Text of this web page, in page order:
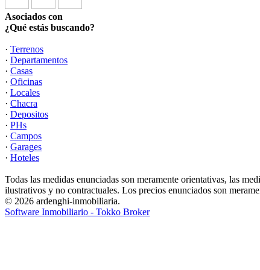
Asociados con
¿Qué estás buscando?
· Terrenos
· Departamentos
· Casas
· Oficinas
· Locales
· Chacra
· Depositos
· PHs
· Campos
· Garages
· Hoteles
Todas las medidas enunciadas son meramente orientativas, las
ilustrativos y no contractuales. Los precios enunciados son
© 2026 ardenghi-inmobiliaria.
Software Inmobiliario - Tokko Broker